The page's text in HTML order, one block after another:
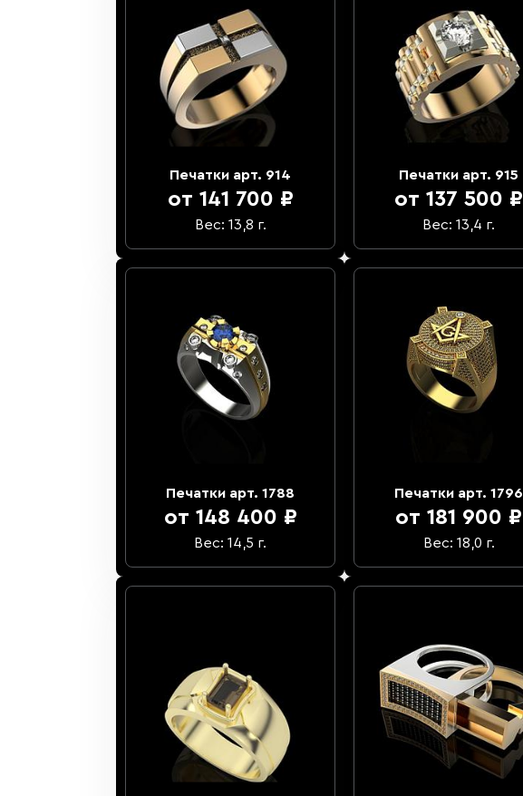
Печатки арт. 914
от 141 700 ₽
Вес: 13,8 г.
Печатки арт. 915
от 137 500 ₽
Вес: 13,4 г.
Печатки арт. 1788
от 148 400 ₽
Вес: 14,5 г.
Печатки арт. 1796
от 181 900 ₽
Вес: 18,0 г.